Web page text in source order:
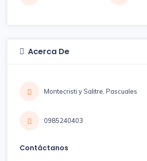
Acerca De
Montecristi y Salitre, Pascuales
0985240403
Contáctanos